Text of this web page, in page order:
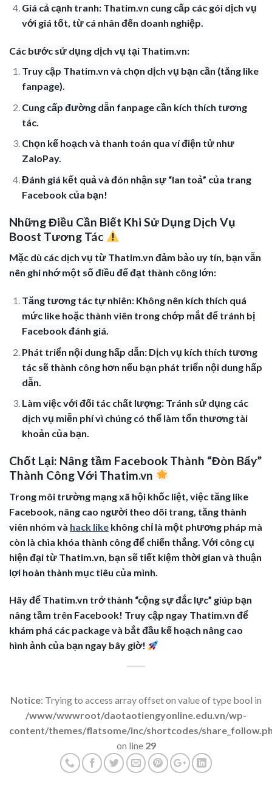
Giá cả cạnh tranh: Thatim.vn cung cấp các gói dịch vụ
với giá tốt, từ cá nhân đến doanh nghiệp.
Các bước sử dụng dịch vụ tại Thatim.vn:
Truy cập Thatim.vn và chọn dịch vụ bạn cần (tăng like
fanpage).
Cung cấp đường dẫn fanpage cần kích thích tương
tác.
Chọn kế hoạch và thanh toán qua ví điện tử như
ZaloPay.
Đánh giá kết quả và đón nhận sự “lan toả” của trang
Facebook của bạn!
Những Điều Cần Biết Khi Sử Dụng Dịch Vụ
Boost Tương Tác
Mặc dù các dịch vụ từ Thatim.vn đảm bảo uy tín, bạn vẫn
nên ghi nhớ một số điều để đạt thành công lớn:
Tăng tương tác tự nhiên: Không nên kích thích quá
mức like hoặc thành viên trong chớp mắt để tránh bị
Facebook đánh giá.
Phát triển nội dung hấp dẫn: Dịch vụ kích thích tương
tác sẽ thành công hơn nếu bạn phát triển nội dung hấp
dẫn.
Làm việc với đối tác chất lượng: Tránh sử dụng các
dịch vụ miễn phí vì chúng có thể làm tổn thương tài
khoản của bạn.
Chốt Lại: Nâng tầm Facebook Thành “Đòn Bẩy”
Thành Công Với Thatim.vn
Trong môi trường mạng xã hội khốc liệt, việc tăng like
Facebook, nâng cao người theo dõi trang, tăng thành
viên nhóm và hack like không chỉ là một phương pháp mà
còn là chìa khóa thành công để chiến thắng. Với công cụ
hiện đại từ Thatim.vn, bạn sẽ tiết kiệm thời gian và thuận
lợi hoàn thành mục tiêu của mình.
Hãy để Thatim.vn trở thành “cộng sự đắc lực” giúp bạn
nâng tầm trên Facebook! Truy cập ngay Thatim.vn để
khám phá các package và bắt đầu kế hoạch nâng cao
hình ảnh của bạn ngay bây giờ!
Notice: Trying to access array offset on value of type bool in
/www/wwwroot/daotaotiengyonline.edu.vn/wp-
content/themes/flatsome/inc/shortcodes/
on line 29